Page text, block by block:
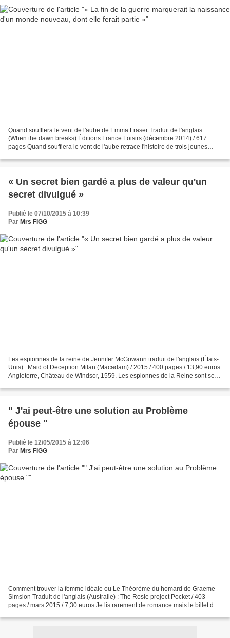
Quand soufflera le vent de l'aube de Emma Fraser Traduit de l'anglais
(When the dawn breaks) Éditions France Loisirs (décembre 2014) / 617
pages Quand soufflera le vent de l'aube retrace l'histoire de trois jeunes
« Un secret bien gardé a plus de valeur qu'un
secret divulgué »
Publié le 07/10/2015 à 10:39
Par Mrs FIGG
Les espionnes de la reine de Jennifer McGowann traduit de l'anglais (États-
Unis) : Maid of Deception Milan (Macadam) / 2015 / 400 pages / 13,90 euros
Angleterre, Château de Windsor, 1559. Les espionnes de la Reine sont ses
" J'ai peut-être une solution au Problème
épouse "
Publié le 12/05/2015 à 12:06
Par Mrs FIGG
Comment trouver la femme idéale ou Le Théorème du homard de Graeme
Simsion Traduit de l'anglais (Australie) : The Rosie project Pocket / 403
pages / mars 2015 / 7,30 euros Je lis rarement de romance mais le billet de